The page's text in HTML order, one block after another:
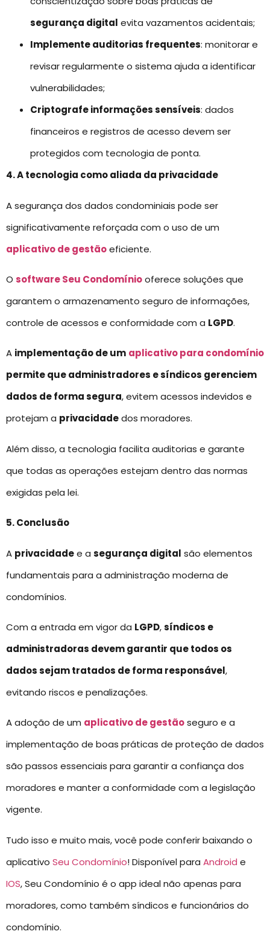
segurança digital evita vazamentos acidentais;
Implemente auditorias frequentes: monitorar e
revisar regularmente o sistema ajuda a identificar
vulnerabilidades;
Criptografe informações sensíveis: dados
financeiros e registros de acesso devem ser
protegidos com tecnologia de ponta.
4. A tecnologia como aliada da privacidade
A segurança dos dados condominiais pode ser
significativamente reforçada com o uso de um
aplicativo de gestãoeficiente.
O software Seu Condomíniooferece soluções que
garantem o armazenamento seguro de informações,
controle de acessos e conformidade com a LGPD.
A implementação de um aplicativo para condomínio
permite que administradores e síndicos gerenciem
dados de forma segura, evitem acessos indevidos e
protejam a privacidadedos moradores.
Além disso, a tecnologia facilita auditorias e garante
que todas as operações estejam dentro das normas
exigidas pela lei.
5. Conclusão
A privacidadee a segurança digital são elementos
fundamentais para a administração moderna de
condomínios.
Com a entrada em vigor da LGPD,síndicos e
administradoras devem garantir que todos os
dados sejam tratados de forma responsável,
evitando riscos e penalizações.
A adoção de um aplicativo de gestãoseguro e a
implementação de boas práticas de proteção de dados
são passos essenciais para garantir a confiança dos
moradores e manter a conformidade com a legislação
vigente.
Tudo isso e muito mais, você pode conferir baixando o
aplicativo Seu Condomínio! Disponível para Android e
IOS, Seu Condomínio é o app ideal não apenas para
moradores, como também síndicos e funcionários do
condomínio.